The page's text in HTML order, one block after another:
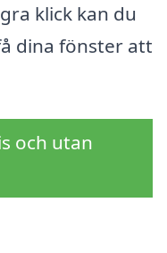
klick kan du
dina fönster att
och utan